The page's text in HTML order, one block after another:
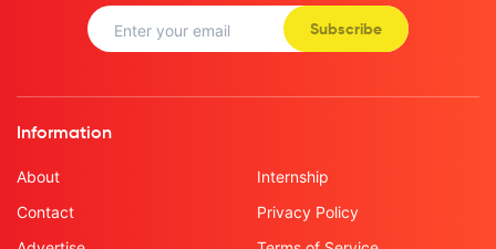
Subscribe
Information
About
Contact
Internship
Privacy Policy